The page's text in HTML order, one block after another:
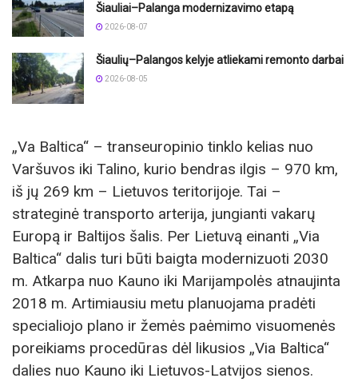
Šiauliai–Palanga modernizavimo etapą
2026-08-07
Šiaulių–Palangos kelyje atliekami remonto darbai
2026-08-05
„Va Baltica“ – transeuropinio tinklo kelias nuo
Varšuvos iki Talino, kurio bendras ilgis – 970 km,
iš jų 269 km – Lietuvos teritorijoje. Tai –
strateginė transporto arterija, jungianti vakarų
Europą ir Baltijos šalis. Per Lietuvą einanti „Via
Baltica“ dalis turi būti baigta modernizuoti 2030
m. Atkarpa nuo Kauno iki Marijampolės atnaujinta
2018 m. Artimiausiu metu planuojama pradėti
specialiojo plano ir žemės paėmimo visuomenės
poreikiams procedūras dėl likusios „Via Baltica“
dalies nuo Kauno iki Lietuvos-Latvijos sienos.